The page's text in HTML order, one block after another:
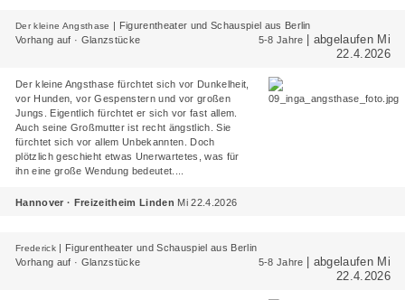
Der kleine Angsthase | Figurentheater und Schauspiel aus Berlin
Vorhang auf · Glanzstücke
5-8 Jahre
| abgelaufen Mi
22.4.2026
Der kleine Angsthase fürchtet sich vor Dunkelheit,
vor Hunden, vor Gespenstern und vor großen
Jungs. Eigentlich fürchtet er sich vor fast allem.
Auch seine Großmutter ist recht ängstlich. Sie
fürchtet sich vor allem Unbekannten. Doch
plötzlich geschieht etwas Unerwartetes, was für
ihn eine große Wendung bedeutet....
Hannover · Freizeitheim Linden Mi 22.4.2026
Frederick | Figurentheater und Schauspiel aus Berlin
Vorhang auf · Glanzstücke
5-8 Jahre
| abgelaufen Mi
22.4.2026